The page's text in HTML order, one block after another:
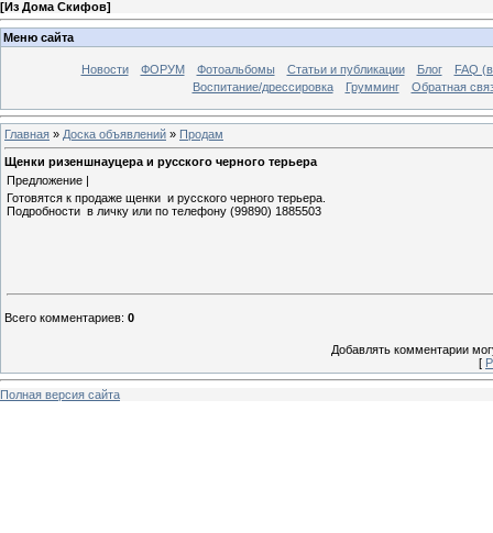
[Из Дома Скифов]
Меню сайта
Новости ФОРУМ Фотоальбомы Статьи и публикации Блог
FAQ
Воспитание/дрессировка
Грумминг Обратная
Главная » Доска объявлений » Продам
Щенки ризеншнауцера и русского черного терьера
Предложение |
Готовятся к продаже щенки и русского черного терьера.
Подробности в личку или по телефону (99890) 1885503
Всего комментариев: 0
Добавлять комментарии
[
Полная версия сайта